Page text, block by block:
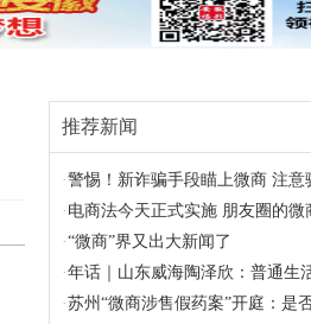
推荐新闻
·警惕！新诈骗手段瞄上微商 注意
· 电商法今天正式实施 朋友圈的微
·“微商”界又出大新闻了
·年话｜山东威海陶泽欣：普通生
·苏州“微商涉售假药案”开庭：是